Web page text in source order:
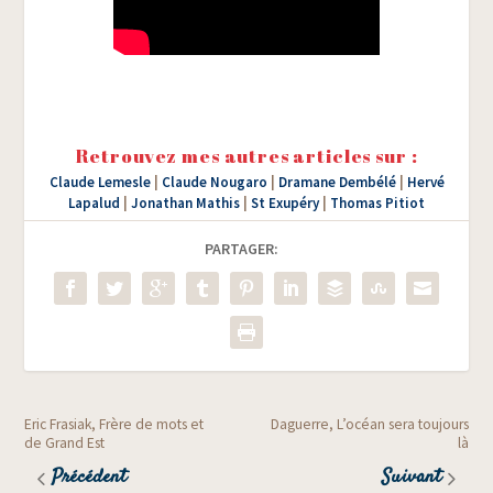
Retrouvez mes autres articles sur :
Claude Lemesle| Claude Nougaro Dramane Dembélé| Hervé
Lapalud
Jonathan Mathis St Exupéry| Thomas Pitiot
PARTAGER:
Eric Frasiak, Frère de mots et
de Grand Est
Précédent
Daguerre, L’océan sera toujours
là
Suivant